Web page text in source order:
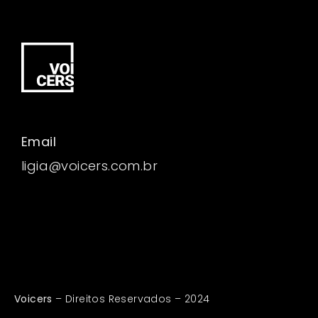
Email
ligia@voicers.com.br
Voicers – Direitos Reservados – 2024